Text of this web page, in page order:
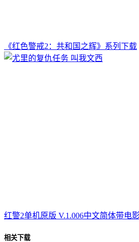
《红色警戒2：共和国之辉》系列下载
红警2单机原版 V.1.006中文简体带电
相关下载